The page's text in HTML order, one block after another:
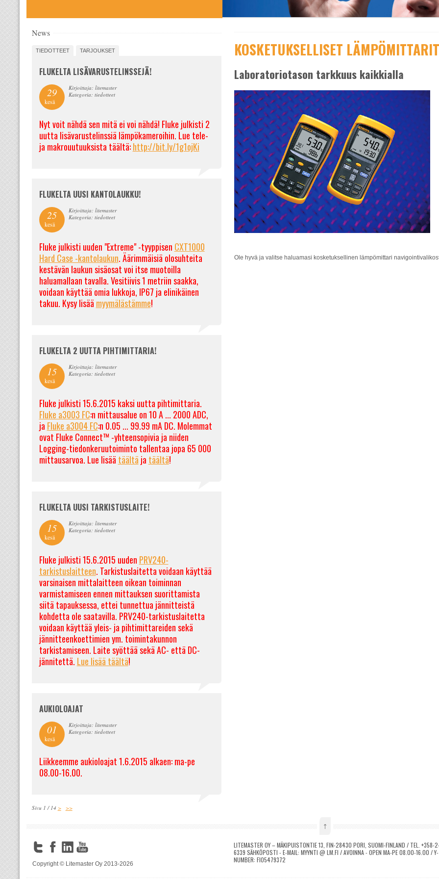
KOSKETUKSELLISET LÄMPÖMITTARIT
Laboratoriotason tarkkuus kaikkialla
Ole hyvä ja valitse haluamasi kosketuksellinen lämpömittari
News
TIEDOTTEET TARJOUKSET
FLUKELTA LISÄVARUSTELINSSEJÄ!
29
kesä
Kirjoittaja: litemaster
Kategoria: tiedotteet
Nyt voit nähdä sen mitä ei voi nähdä! Fluke julkisti 2
uutta lisävarustelinssiä lämpökameroihin. Lue tele-
ja makrouutuuksista täältä:http://bit.ly/1g1ojKi
FLUKELTA UUSI KANTOLAUKKU!
25
kesä
Kirjoittaja: litemaster
Kategoria: tiedotteet
Fluke julkisti uuden "Extreme" -tyyppisen CXT1000
Hard Case -kantolaukun. Äärimmäisiä olosuhteita
kestävän laukun sisäosat voi itse muotoilla
haluamallaan tavalla. Vesitiivis 1 metriin saakka,
voidaan käyttää omia lukkoja, IP67 ja elinikäinen
takuu. Kysy lisää myymälästämme!
FLUKELTA 2 UUTTA PIHTIMITTARIA!
15
kesä
Kirjoittaja: litemaster
Kategoria: tiedotteet
Fluke julkisti 15.6.2015 kaksi uutta pihtimittaria.
Fluke a3003 FC:n mittausalue on 10 A ... 2000 ADC,
ja Fluke a3004 FC:n 0.05 ... 99.99 mA DC. Molemmat
ovat Fluke Connect™ -yhteensopivia ja niiden
Logging-tiedonkeruutoiminto tallentaa jopa 65 000
mittausarvoa. Lue lisää täältä ja täältä!
FLUKELTA UUSI TARKISTUSLAITE!
15
kesä
Kirjoittaja: litemaster
Kategoria: tiedotteet
Fluke julkisti 15.6.2015 uuden PRV240-
tarkistuslaitteen. Tarkistuslaitetta voidaan käyttää
varsinaisen mittalaitteen oikean toiminnan
varmistamiseen ennen mittauksen suorittamista
siitä tapauksessa, ettei tunnettua jännitteistä
kohdetta ole saatavilla. PRV240-tarkistuslaitetta
voidaan käyttää yleis- ja pihtimittareiden sekä
jännitteenkoettimien ym. toimintakunnon
tarkistamiseen. Laite syöttää sekä AC- että DC-
jännitettä. Lue lisää täältä!
AUKIOLOAJAT
01
kesä
Kirjoittaja: litemaster
Kategoria: tiedotteet
Liikkeemme aukioloajat 1.6.2015 alkaen: ma-pe
08.00-16.00.
Sivu 1 / 14 > >>
↑
Copyright © Litemaster Oy 2013-2026
LITEMASTER OY – MÄKIPUISTONTIE 13, FIN-28430 PORI, SUOMI-FINLAND / TEL.
6339 SÄHKÖPOSTI - E-MAIL: MYYNTI @ LM.FI / AVOINNA - OPEN MA-PE 08.00-16.00 /
NUMBER: FI05479372